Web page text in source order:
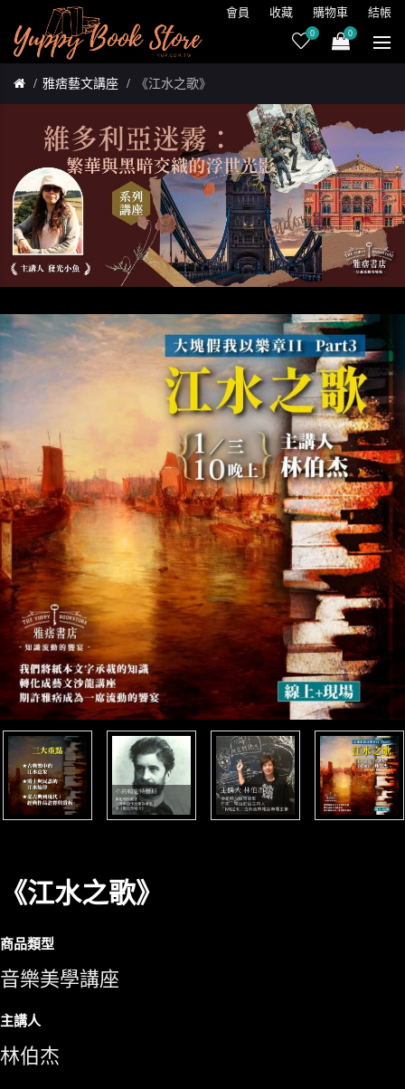
會員 收藏 購物車 結帳
0 0
雅痞藝文講座 《江水之歌》
《江水之歌》
商品類型
音樂美學講座
主講人
林伯杰